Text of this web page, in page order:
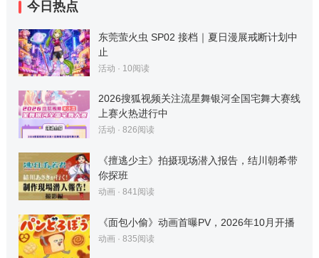
今日热点
东莞萤火虫 SP02 接档｜夏日漫展戒断计划中
止
活动 · 10阅读
2026搜狐视频关注流星舞银河全国宅舞大赛线
上赛火热进行中
活动 · 826阅读
《擅逃少主》拍摄现场潜入报告，结川朝希带
你探班
动画· 841阅读
《面包小偷》动画首曝PV，2026年10月开播
动画· 835阅读